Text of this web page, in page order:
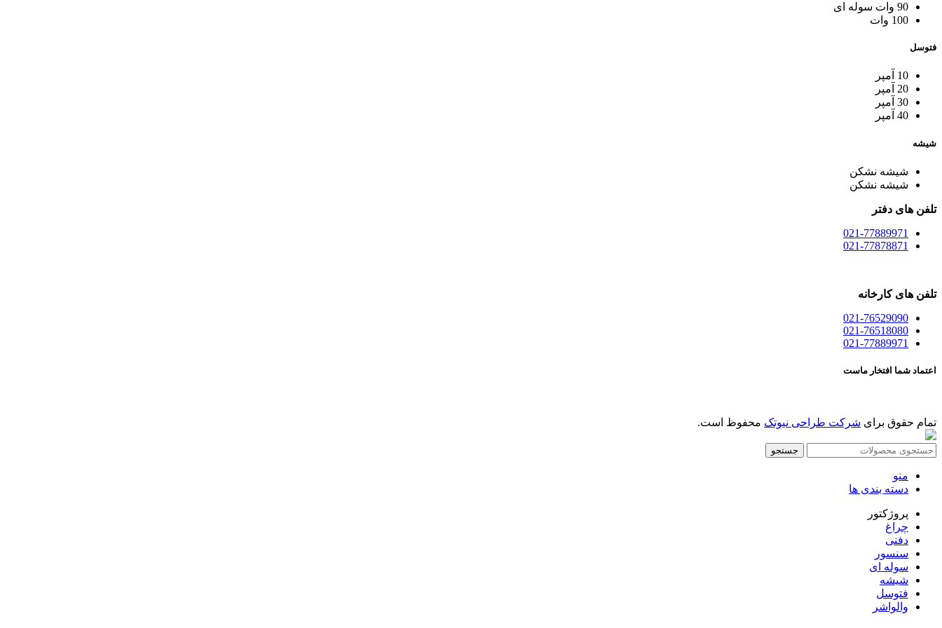
90 وات سوله ای
100 وات
فتوسل
10 آمپر
20 آمپر
30 آمپر
40 آمپر
شیشه
شیشه نشکن
شیشه نشکن
تلفن های دفتر
021-77889971
021-77878871
تلفن های کارخانه
021-76529090
021-76518080
021-77889971
اعتماد شما افتخار ماست
تمام حقوق برای شرکت طراحی نیوتک محفوظ است.
جستجو
منو
دسته بندی ها
پروژکتور
چراغ
دفنی
سنسور
سوله ای
شیشه
فتوسل
والواشر